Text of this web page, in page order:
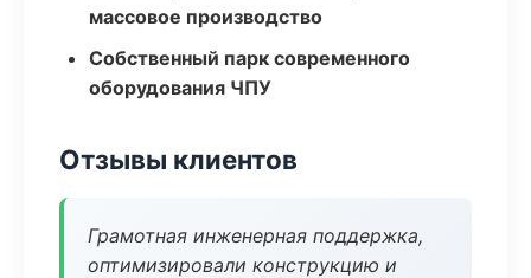
массовое производство
Собственный парк современного
оборудования ЧПУ
Отзывы клиентов
Грамотная инженерная поддержка,
оптимизировали конструкцию и